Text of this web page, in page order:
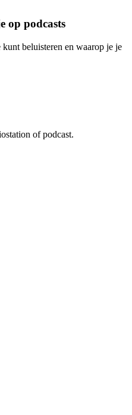
op podcasts
beluisteren en waarop je je
of podcast.